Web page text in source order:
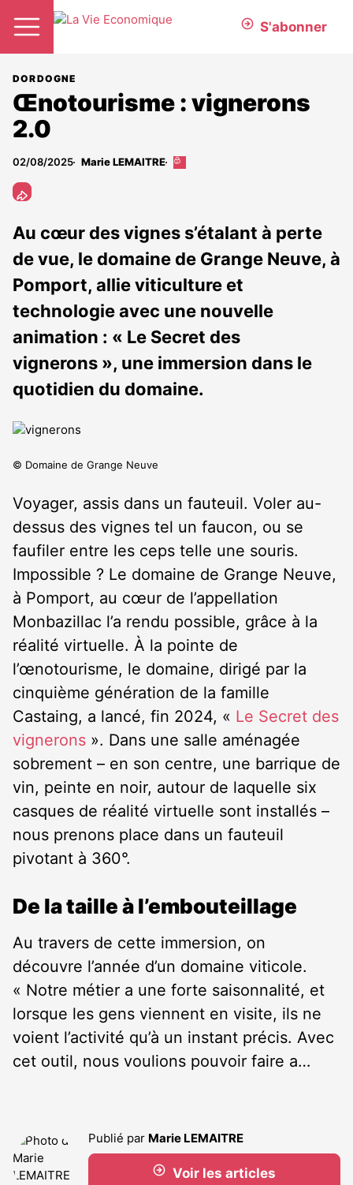
S'abonner
DORDOGNE
Œnotourisme : vignerons
2.0
02/08/2025 Marie LEMAITRE
Cet
abonnés
Au cœur des vignes s’étalant à perte
de vue, le domaine de Grange Neuve, à
Pomport, allie viticulture et
technologie avec une nouvelle
animation : « Le Secret des
vignerons », une immersion dans le
quotidien du domaine.
© Domaine de Grange Neuve
Voyager, assis dans un fauteuil. Voler au-
dessus des vignes tel un faucon, ou se
faufiler entre les ceps telle une souris.
Impossible ? Le domaine de Grange Neuve,
à Pomport, au cœur de l’appellation
Monbazillac l’a rendu possible, grâce à la
réalité virtuelle. À la pointe de
l’œnotourisme, le domaine, dirigé par la
cinquième génération de la famille
Castaing, a lancé, fin 2024, « Le Secret des
vignerons ». Dans une salle aménagée
sobrement – en son centre, une barrique de
vin, peinte en noir, autour de laquelle six
casques de réalité virtuelle sont installés –
nous prenons place dans un fauteuil
pivotant à 360°.
De la taille à l’embouteillage
Au travers de cette immersion, on
découvre l’année d’un domaine viticole.
« Notre métier a une forte saisonnalité, et
lorsque les gens viennent en visite, ils ne
voient l’activité qu’à un instant précis. Avec
cet outil, nous voulions pouvoir faire a…
Publié par Marie LEMAITRE
Voir les articles